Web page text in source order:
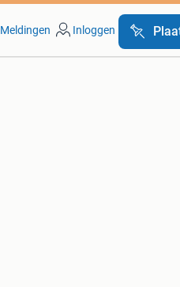
Meldingen Inloggen